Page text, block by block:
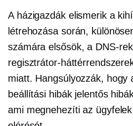
A házigazdák elismerik a
létrehozása során,
számáraelsősök, a DNS-
regisztrátor-
miatt. Hangsúlyozzák, hogy
beállítási hibák jelentős
ami megnehezíti az